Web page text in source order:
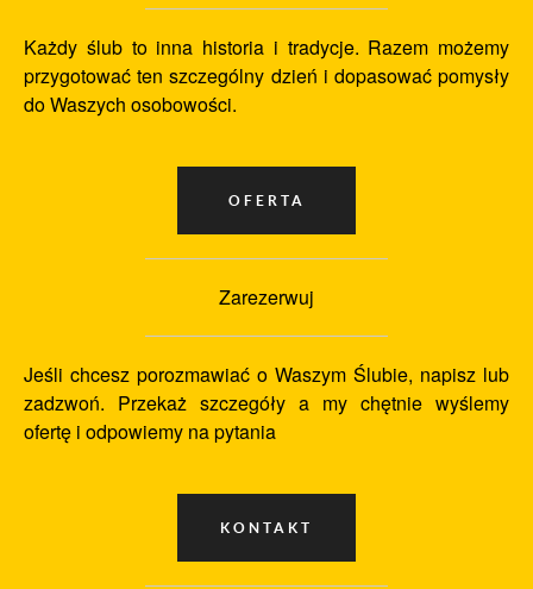
Każdy ślub to inna historia i tradycje. Razem możemy
przygotować ten szczególny dzień i dopasować pomysły
do Waszych osobowości.
Zarezerwuj
Jeśli chcesz porozmawiać o Waszym Ślubie, napisz lub
zadzwoń. Przekaż szczegóły a my chętnie wyślemy
ofertę i odpowiemy na pytania